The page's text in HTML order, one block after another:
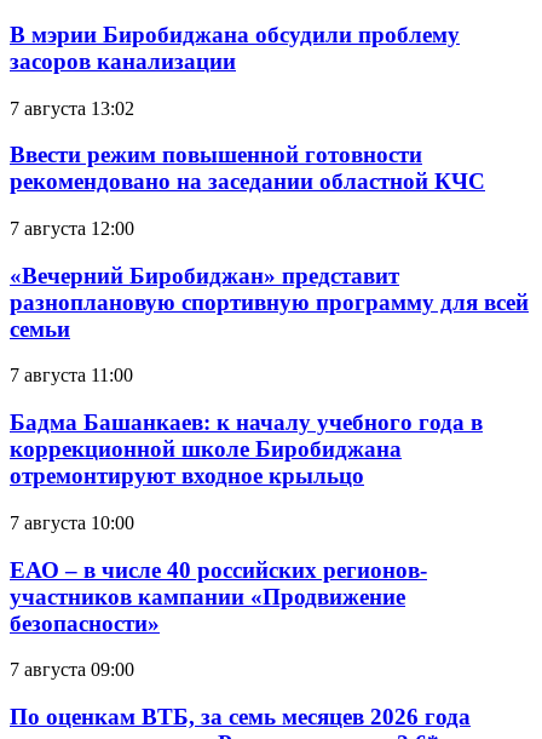
В мэрии Биробиджана обсудили проблему
засоров канализации
7 августа 13:02
Ввести режим повышенной готовности
рекомендовано на заседании областной КЧС
7 августа 12:00
«Вечерний Биробиджан» представит
разноплановую спортивную программу для всей
семьи
7 августа 11:00
Бадма Башанкаев: к началу учебного года в
коррекционной школе Биробиджана
отремонтируют входное крыльцо
7 августа 10:00
ЕАО – в числе 40 российских регионов-
участников кампании «Продвижение
безопасности»
7 августа 09:00
По оценкам ВТБ, за семь месяцев 2026 года